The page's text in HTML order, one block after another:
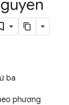
ba
phương